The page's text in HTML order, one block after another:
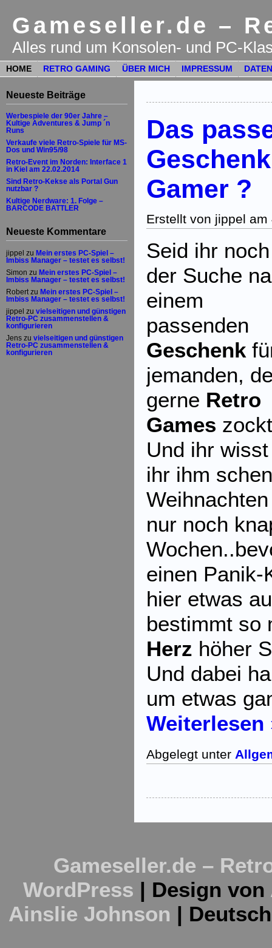
Gameseller.de –
Alles rund um Konsolen- und PC-
HOME RETRO GAMING ÜBER MICH IMPRESSUM
Neueste Beiträge
Werbespiele der 90er Jahre –
Kultige Adventures & Jump ´n
Runs
Verkaufe viele Retro-Spiele für MS-
Dos und Win95/98
Retro-Event im Norden: Interface 1
in Kiel am 22.02.2014
Sind Retro-Kekse als Portal Gun
nutzbar ?
Kultige Nerdware: 1. Folge –
BARCODE BATTLER
Neueste Kommentare
jippel zu Mein erstes PC-Spiel –
Imbiss Manager – testet es selbst!
Simon zu Mein erstes PC-Spiel –
Imbiss Manager – testet es selbst!
Robert zu Mein erstes PC-Spiel –
Imbiss Manager – testet es selbst!
jippel zu vielseitigen und günstigen
Retro-PC zusammenstellen &
konfigurieren
Jens zu vielseitigen und günstigen
Retro-PC zusammenstellen &
konfigurieren
Das
Gamer ?
Erstellt von jippel
Seid ihr
der Suche
einem
passenden
Geschenk
jemanden,
gerne Retro
Games
Und ihr
ihr ihm
nur noch
einen Panik-
hier etwas
bestimmt so
Herz höher
Und dabei
um etwas
Weiterlesen
Abgelegt unter
Gameseller.de –
WordPress | Design von
Ainslie Johnson |